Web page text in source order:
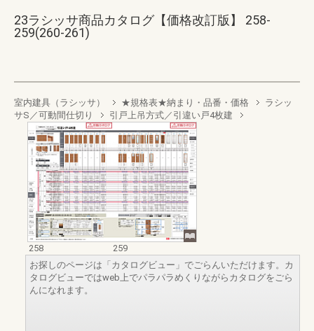
23ラシッサ商品カタログ【価格改訂版】 258-
259(260-261)
室内建具（ラシッサ） ★規格表★納まり・品番・価格
ラシッ
サS／可動間仕切り
引戸上吊方式／引違い戸4枚建
258
259
お探しのページは「カタログビュー」でごらんいただけます。カ
タログビューではweb上でパラパラめくりながらカタログをごら
んになれます。